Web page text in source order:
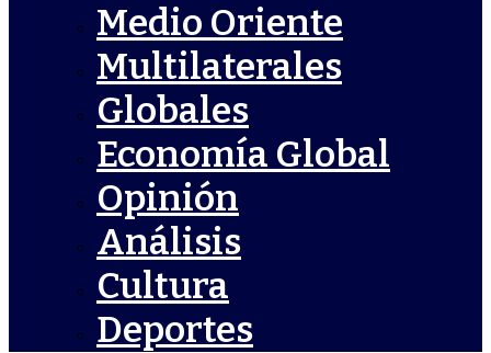
Medio Oriente
Multilaterales
Globales
Economía Global
Opinión
Análisis
Cultura
Deportes